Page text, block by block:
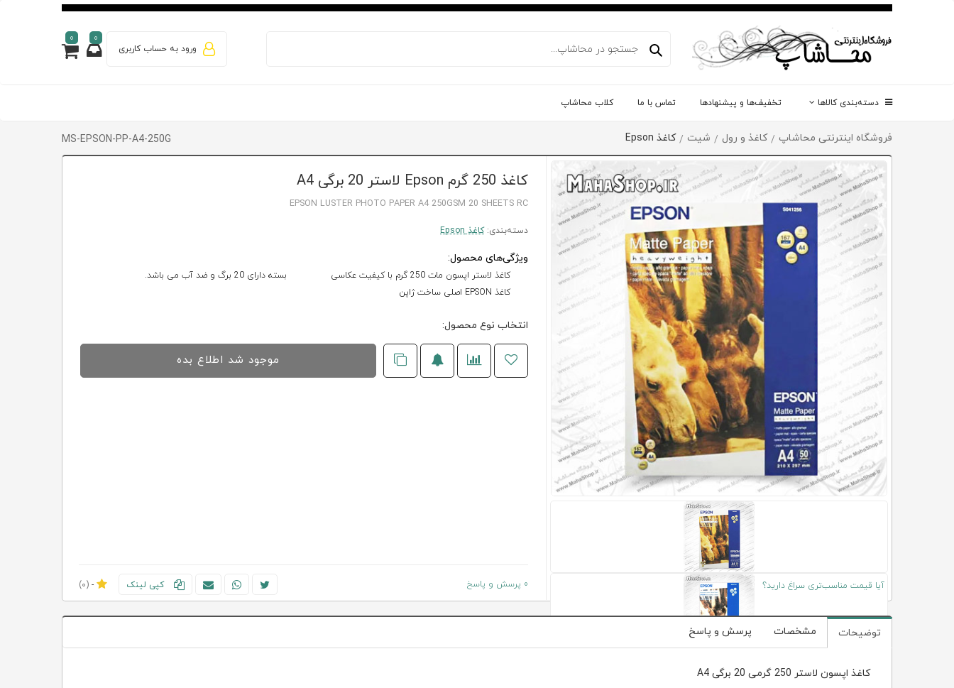
ورود به حساب کاربری
0
0
دسته‌بندی کالاها تخفیف‌ها و پیشنهادها تماس با ما کلاب محاشاپ
فروشگاه اینترنتی محاشاپ / کاغذ و رول / شیت / کاغذ Epson MS-EPSON-PP-A4-250G
آیا قیمت مناسب‌تری سراغ دارید؟
کاغذ 250 گرم Epson لاستر 20 برگی A4
EPSON LUSTER PHOTO PAPER A4 250GSM 20 SHEETS RC
دسته‌بندی:کاغذ Epson
ویژگی‌های محصول:
کاغذ لاستر اپسون مات 250 گرم با کیفیت عکاسی
بسته دارای 20 برگ و ضد آب می باشد.
کاغذ EPSON اصلی ساخت ژاپن
انتخاب نوع محصول:
موجود شد اطلاع بده
0 پرسش و پاسخ کپی لینک -
(0)
توضیحات مشخصات پرسش و پاسخ
کاغذ اپسون لاستر 250 گرمی 20 برگی A4